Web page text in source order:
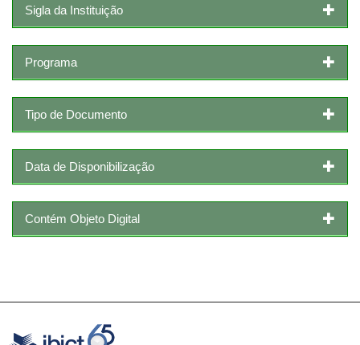
Sigla da Instituição
Programa
Tipo de Documento
Data de Disponibilização
Contém Objeto Digital